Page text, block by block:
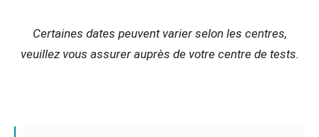
Certaines dates peuvent varier selon les centres,
veuillez vous assurer auprès de votre centre de tests.